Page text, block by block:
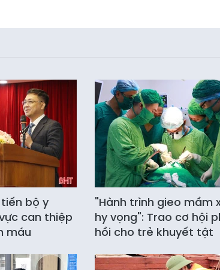
bộ y
can thiệp
máu
"Hành trình gieo mầm
hy vọng": Trao cơ hội
hồi cho trẻ khuyết tật